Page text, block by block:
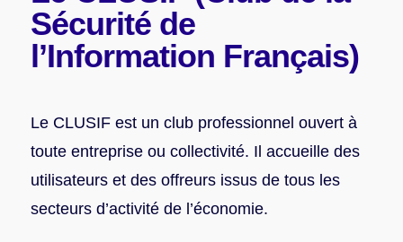
Sécurité de
l’Information Français)
Le CLUSIF est un club professionnel ouvert à
toute entreprise ou collectivité. Il accueille des
utilisateurs et des offreurs issus de tous les
secteurs d’activité de l’économie.